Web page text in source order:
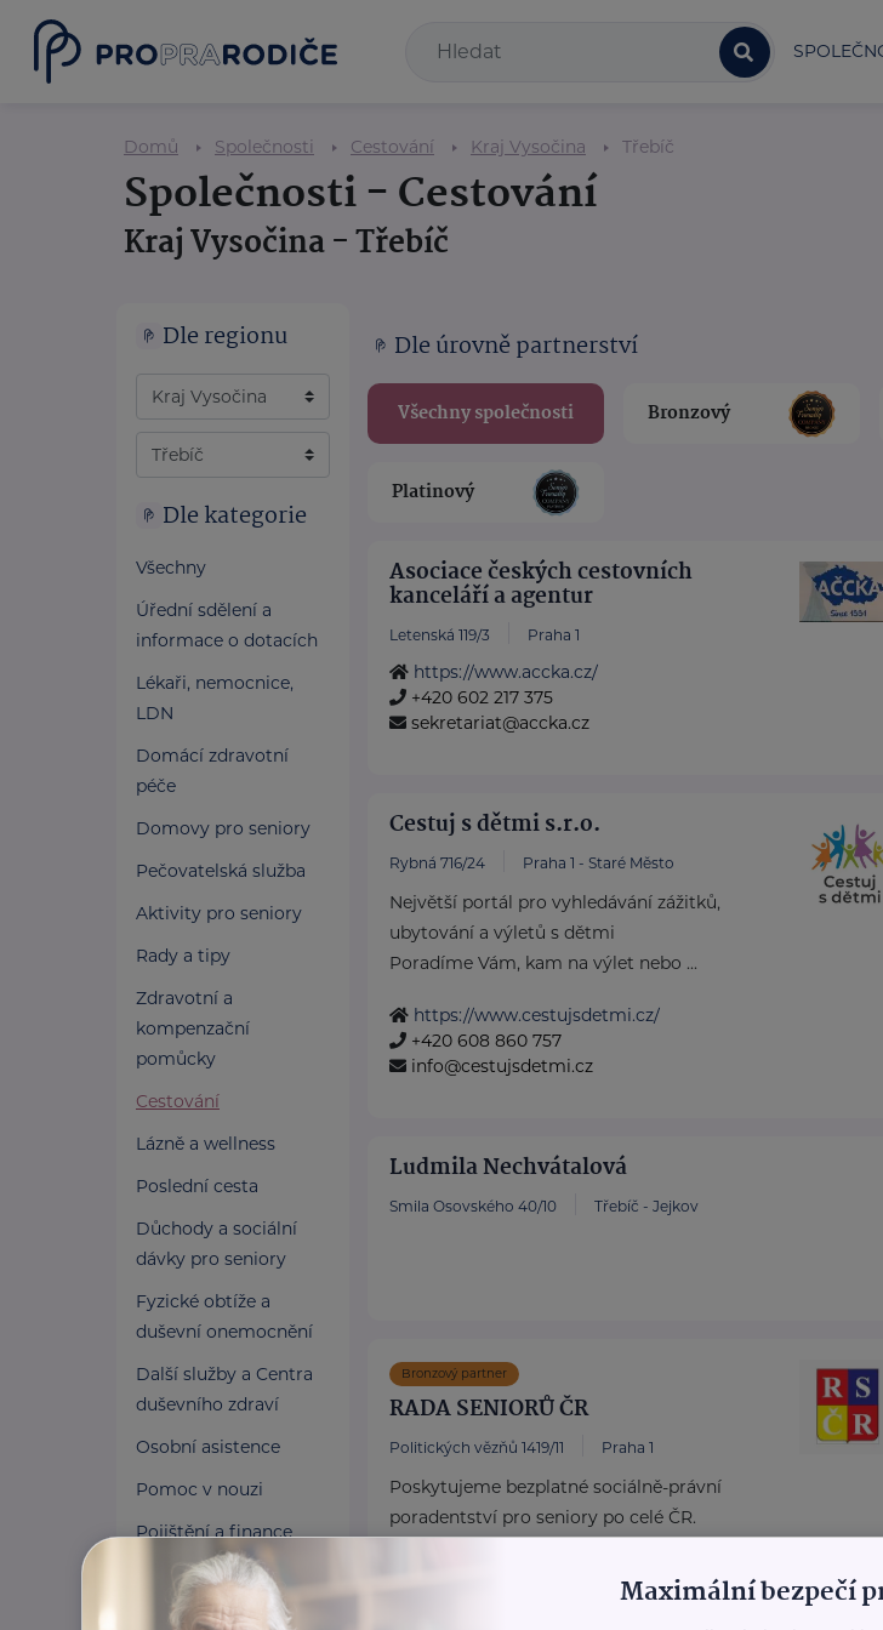
Domů Společnosti Cestování Kraj Vysočina Třebíč
Společnosti - Cestování
Kraj Vysočina - Třebíč
Dle regionu
Dle kategorie
Všechny
Úřední sdělení a
informace o dotacích
Lékaři, nemocnice,
LDN
Domácí zdravotní
péče
Domovy pro seniory
Pečovatelská služba
Aktivity pro seniory
Rady a tipy
Zdravotní a
kompenzační
pomůcky
Cestování
Lázně a wellness
Poslední cesta
Důchody a sociální
dávky pro seniory
Fyzické obtíže a
duševní onemocnění
Další služby a Centra
duševního zdraví
Osobní asistence
Pomoc v nouzi
Pojištění a finance
Pro pečující
Zaměstnání a právní
Dle úrovně partnerství
Všechny společnosti Bronzový
Platinový
Asociace českých cestovních
kanceláří a agentur
Letenská 119/3 Praha 1
https://www.accka.cz/
+420 602 217 375
sekretariat@accka.cz
Cestuj s dětmi s.r.o.
Rybná 716/24 Praha 1 - Staré Město
Největší portál pro vyhledávání zážitků,
ubytování a výletů s dětmi
Poradíme Vám, kam na výlet nebo ...
https://www.cestujsdetmi.cz/
+420 608 860 757
info@cestujsdetmi.cz
Ludmila Nechvátalová
Smila Osovského 40/10 Třebíč - Jejkov
Bronzový partner
RADA SENIORŮ ČR
Politických vězňů 1419/11 Praha 1
Poskytujeme bezplatné sociálně-právní
poradentství pro seniory po celé ČR.
Maximální bezpečí